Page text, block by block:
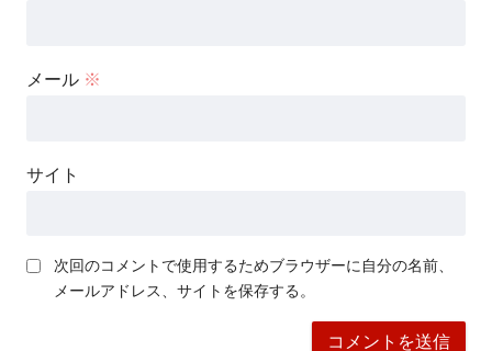
メール ※
サイト
次回のコメントで使用するためブラウザーに自分の名前、
メールアドレス、サイトを保存する。